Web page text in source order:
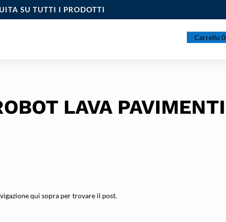
SU TUTTI I PRODOTTI
Carrello0
LAVA PAVIMENTI
qui sopra per trovare il post.